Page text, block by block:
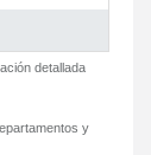
detallada
y